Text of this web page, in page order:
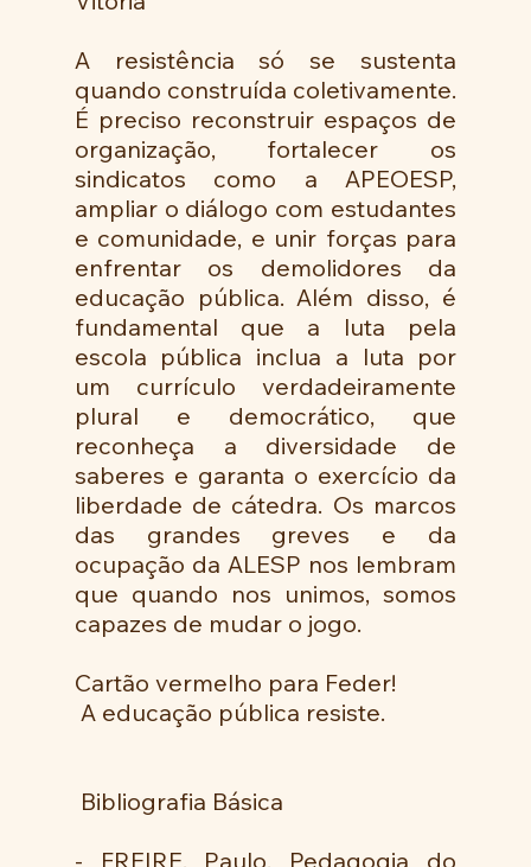
A resistência só se sustenta
quando construída coletivamente.
É preciso reconstruir espaços de
organização, fortalecer os
sindicatos como a APEOESP,
ampliar o diálogo com estudantes
e comunidade, e unir forças para
enfrentar os demolidores da
educação pública. Além disso, é
fundamental que a luta pela
escola pública inclua a luta por
um currículo verdadeiramente
plural e democrático, que
reconheça a diversidade de
saberes e garanta o exercício da
liberdade de cátedra. Os marcos
das grandes greves e da
ocupação da ALESP nos lembram
que quando nos unimos, somos
capazes de mudar o jogo.
Cartão vermelho para Feder!
A educação pública resiste.
Bibliografia Básica
- FREIRE, Paulo. Pedagogia do